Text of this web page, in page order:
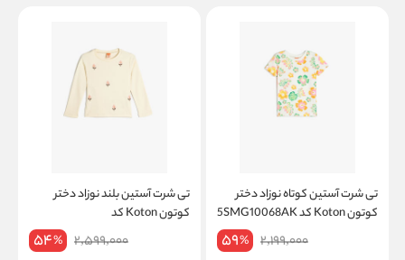
تی شرت آستین کوتاه نوزاد دختر
کوتون Koton کد 5SMG10068AK
2,199,000
59%
تی شرت آستین بلند نوزاد دختر
کوتون Koton کد
2,599,000
54%